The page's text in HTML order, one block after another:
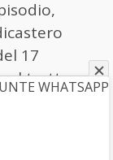
17
tratto
il